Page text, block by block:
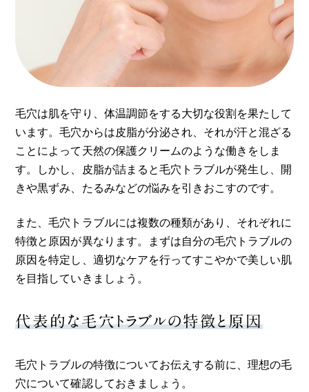
毛穴は肌を守り、体温調節をする大切な役割を果たして
います。毛穴からは皮脂が分泌され、それが汗と混ざる
ことによって天然の保護クリームのような働きをしま
す。しかし、皮脂が詰まると毛穴トラブルが発生し、開
きや黒ずみ、たるみなどの悩みを引きおこすのです。
また、毛穴トラブルには複数の種類があり、それぞれに
特徴と原因が異なります。まずは自分の毛穴トラブルの
原因を特定し、適切なケアを行ってすこやかで美しい肌
を目指していきましょう。
代表的な毛穴トラブルの特徴と原因
毛穴トラブルの特徴についてお伝えする前に、理想の毛
穴について確認しておきましょう。